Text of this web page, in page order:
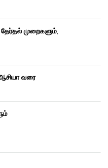
முறைகளும்,
ஆசியா வரை